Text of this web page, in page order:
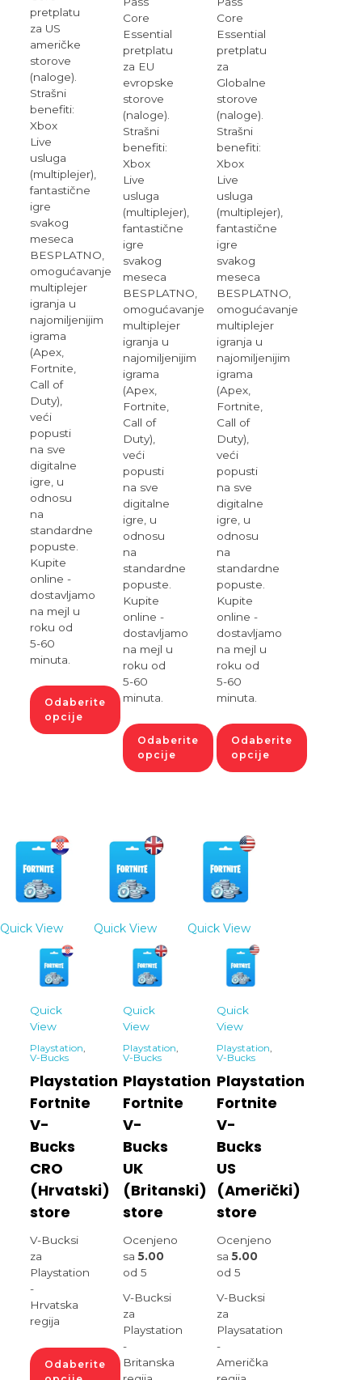
pretplatu
za US
američke
storove
(naloge).
Strašni
benefiti:
Xbox
Live
usluga
(multiplejer),
fantastične
igre
svakog
meseca
BESPLATNO,
omogućavanje
multiplejer
igranja u
najomiljenijim
igrama
(Apex,
Fortnite,
Call of
Duty),
veći
popusti
na sve
digitalne
igre, u
odnosu
na
standardne
popuste.
Kupite
online -
dostavljamo
na mejl u
roku od
5-60
minuta.
Odaberite
opcije
Core
Essential
pretplatu
za EU
evropske
storove
(naloge).
Strašni
benefiti:
Xbox
Live
usluga
(multiplejer),
fantastične
igre
svakog
meseca
BESPLATNO,
omogućavanje
multiplejer
igranja u
najomiljenijim
igrama
(Apex,
Fortnite,
Call of
Duty),
veći
popusti
na sve
digitalne
igre, u
odnosu
na
standardne
popuste.
Kupite
online -
dostavljamo
na mejl u
roku od
5-60
minuta.
Odaberite
opcije
Core
Essential
pretplatu
za
Globalne
storove
(naloge).
Strašni
benefiti:
Xbox
Live
usluga
(multiplejer),
fantastične
igre
svakog
meseca
BESPLATNO,
omogućavanje
multiplejer
igranja u
najomiljenijim
igrama
(Apex,
Fortnite,
Call of
Duty),
veći
popusti
na sve
digitalne
igre, u
odnosu
na
standardne
popuste.
Kupite
online -
dostavljamo
na mejl u
roku od
5-60
minuta.
Odaberite
opcije
Quick View
Quick
View
Playstation
V-Bucks
Playstation
Fortnite
V-
Bucks
CRO
(Hrvatski)
store
V-Bucksi
za
Playstation
-
Hrvatska
regija
Odaberite
Quick View
Quick
View
Playstation
V-Bucks
Playstation
Fortnite
V-
Bucks
UK
(Britanski)
store
Ocenjeno
sa5.00
od 5
V-Bucksi
za
Playstation
-
Britanska
Quick View
Quick
View
Playstation
V-Bucks
Playstation
Fortnite
V-
Bucks
US
(Američki)
store
Ocenjeno
sa5.00
od 5
V-Bucksi
za
Playsatation
-
Američka